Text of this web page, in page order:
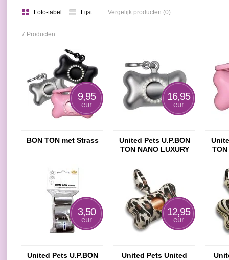
Foto-tabel Lijst Vergelijk producten (0)
7 Producten
9,95
eur
BON TON met Strass
16,95
eur
United Pets U.P.BON
TON NANO LUXURY
TON
3,50
eur
United Pets U.P.BON
12,95
eur
United Pets United